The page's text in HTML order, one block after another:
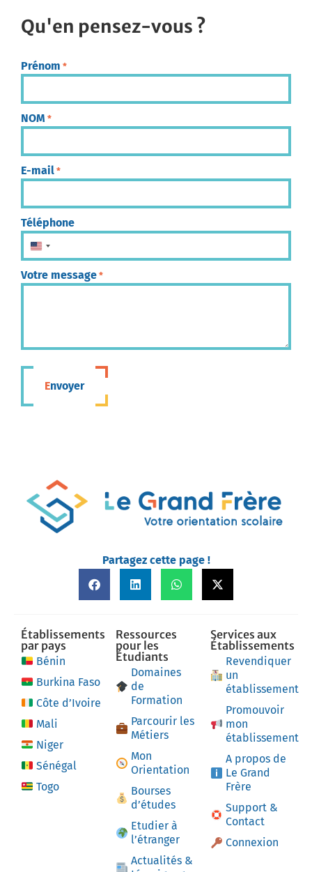
Qu'en pensez-vous ?
Prénom *
NOM *
E-mail *
Téléphone
États-Unis +1
Votre message *
Envoyer
Partagez cette page !
Établissements
par pays
Bénin
Burkina Faso
Côte d’Ivoire
Mali
Niger
Sénégal
Togo
Ressources
pour les
Étudiants
Domaines
de
Formation
Parcourir les
Métiers
Mon
Orientation
Bourses
d’études
Etudier à
l’étranger
Actualités &
Services aux
Établissements
Revendiquer
un
établissement
Promouvoir
mon
établissement
A propos de
Le Grand
Frère
Support &
Contact
Connexion